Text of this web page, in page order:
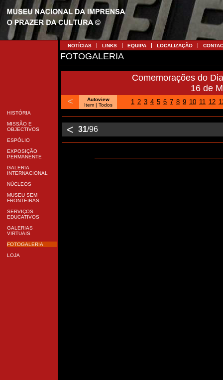
HISTÓRIA
MISSÃO E
OBJECTIVOS
ESPÓLIO
EXPOSIÇÃO
PERMANENTE
GALERIA
INTERNACIONAL
NÚCLEOS
MUSEU SEM
FRONTEIRAS
SERVIÇOS
EDUCATIVOS
GALERIAS
VIRTUAIS
FOTOGALERIA
LOJA
NOTÍCIAS LINKS EQUIPA LOCALIZAÇÃO
FOTOGALERIA
Comemorações do
16 de
<
Autoview
Item| Todos 1 2 3 4 5 6 7 8 9 10 11 12
< 31/96